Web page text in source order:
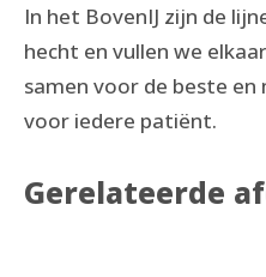
In het BovenIJ zijn de
hecht en vullen we
samen voor de beste
voor iedere patiënt.
Gerelateerde